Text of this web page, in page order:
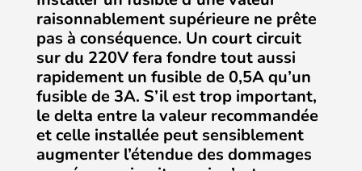
raisonnablement supérieure ne prête
pas à conséquence. Un court circuit
sur du 220V fera fondre tout aussi
rapidement un fusible de 0,5A qu’un
fusible de 3A. S’il est trop important,
le delta entre la valeur recommandée
et celle installée peut sensiblement
augmenter l’étendue des dommages